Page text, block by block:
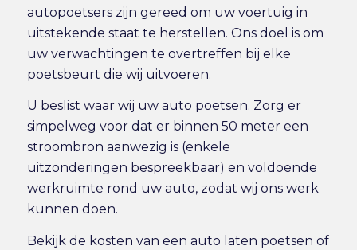
autopoetsers zijn gereed om uw voertuig in
uitstekende staat te herstellen. Ons doel is om
uw verwachtingen te overtreffen bij elke
poetsbeurt die wij uitvoeren.
U beslist waar wij uw auto poetsen. Zorg er
simpelweg voor dat er binnen 50 meter een
stroombron aanwezig is (enkele
uitzonderingen bespreekbaar) en voldoende
werkruimte rond uw auto, zodat wij ons werk
kunnen doen.
Bekijk de kosten van een auto laten poetsen of